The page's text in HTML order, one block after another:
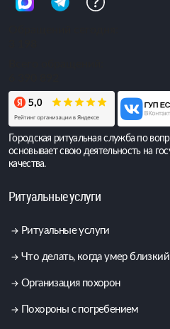
Городская ритуальная служба по
основывает свою деятельность на
качества.
Ритуальные услуги
Ритуальные услуги
Что делать, когда умер
Организация похорон
Похороны с погребением